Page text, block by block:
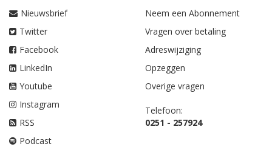
Nieuwsbrief
Twitter
Facebook
LinkedIn
Youtube
Instagram
RSS
Podcast
Neem een Abonnement
Vragen over betaling
Adreswijziging
Opzeggen
Overige vragen
Telefoon:
0251 - 257924